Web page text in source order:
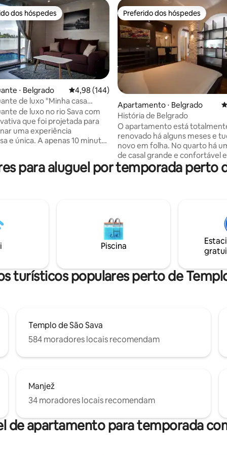
de 5, 312 avaliações
preferidos dos hóspedes
dos hóspedes
⋅ Belgrado 4,98 de uma avaliação média de 5, 144
4,98 (144)
de luxo "Minha casa
de luxo no rio Sava com
que foi projetada para
uma experiência
e única. A apenas 10 minutos
centro da cidade 15 minutos
cerca de 4 km de distância do
Ao redor da casa flutuante há
onde você pode comer
e muitas especialidades.
Preferido dos hóspedes
Preferido dos hóspedes
Apartamento ⋅ Belgrado
História de Belgrado
O apartamento está
renovado há alguns meses e
novo em folha. No quarto há
de casal grande e confortável
cama grande na sala. Tudo em
discreta. Na cozinha você
uma grande mesa de bar. O
envidraçado com cerâmica de
é muito compacto e limpo. O
está equipado com secador de
toalhas, conjuntos de higiene.
para aluguel por temporada perto
Piscina
turísticos populares perto de
Templo de São Sava
584 moradores locais recomendam
Manjež
34 moradores locais recomendam
de apartamento para temporada